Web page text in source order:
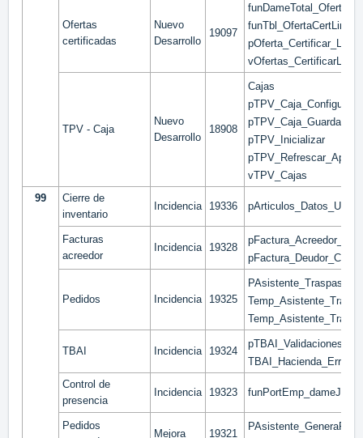
Ofertas
certificadas
Nuevo
Desarrollo
19097
TPV - Caja
Nuevo
Desarrollo
18908
Cajas
pTPV_Caja_Configurar
pTPV_Caja_Guardar
pTPV_Inicializar
pTPV_Refrescar_App
vTPV_Cajas
99
Cierre de
inventario
Incidencia 19336
Facturas
acreedor
Incidencia 19328
pFactura_Deudor_Copiar
Pedidos Incidencia 19325
TBAI Incidencia 19324
Control de
presencia
Incidencia 19323
Pedidos
Mejora 19321